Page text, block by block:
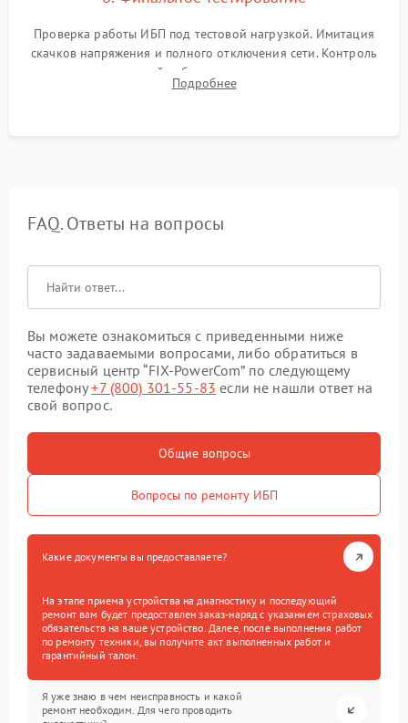
Проверка работы ИБП под тестовой нагрузкой. Имитация
скачков напряжения и полного отключения сети. Контроль
времени автономной работы, температурного режима и
корректности формы выходного сигнала.
Подробнее
FAQ. Ответы на вопросы
Вы можете ознакомиться с приведенными ниже
часто задаваемыми вопросами, либо обратиться в
сервисный центр “FIX-PowerCom” по следующему
телефону+7 (800) 301-55-83 если не нашли ответ на
свой вопрос.
Общие вопросы
Вопросы по ремонту ИБП
Какие документы вы предоставляете?
На этапе приема устройства на диагностику и последующий
ремонт вам будет предоставлен заказ-наряд с указанием страховых
обязательств на ваше устройство. Далее, после выполнения работ
по ремонту техники, вы получите акт выполненных работ и
гарантийный талон.
Я уже знаю в чем неисправность и какой
ремонт необходим. Для чего проводить